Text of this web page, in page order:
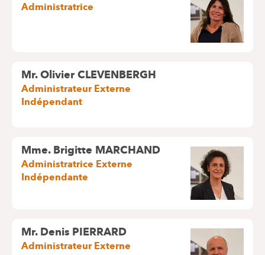
Administratrice
Mr. Olivier CLEVENBERGH
Administrateur Externe
Indépendant
Mme. Brigitte MARCHAND
Administratrice Externe
Indépendante
Mr. Denis PIERRARD
Administrateur Externe